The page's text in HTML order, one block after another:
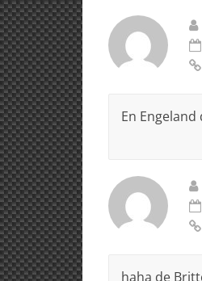
En
haha de